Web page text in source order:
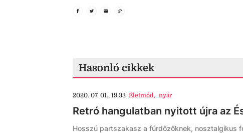
Hasonló cikkek
2020. 07. 01., 19:33 Életmód, nyár
Retró hangulatban nyitott újra az
Hosszú partszakasz a fürdőzőknek, nosztalgikus